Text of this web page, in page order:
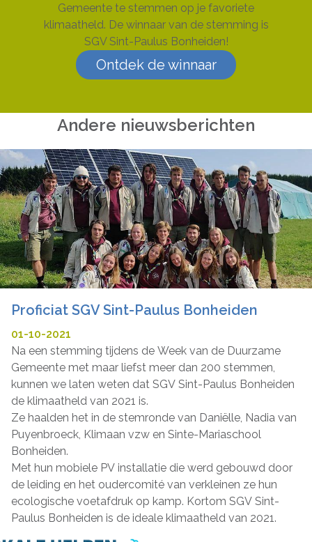
Gemeente te stemmen op je favoriete
klimaatheld. De winnaar van de stemming is
SGV Sint-Paulus Bonheiden!
Ontdek de winnaar
Andere nieuwsberichten
Proficiat SGV Sint-Paulus Bonheiden
01-10-2021
Na een stemming tijdens de Week van de Duurzame
Gemeente met maar liefst meer dan 200 stemmen,
kunnen we laten weten dat SGV Sint-Paulus Bonheiden
de klimaatheld van 2021 is.
Ze haalden het in de stemronde van Daniëlle, Nadia van
Puyenbroeck, Klimaan vzw en Sinte-Mariaschool
Bonheiden.
Met hun mobiele PV installatie die werd gebouwd door
de leiding en het oudercomité van verkleinen ze hun
ecologische voetafdruk op kamp. Kortom SGV Sint-
Paulus Bonheiden is de ideale klimaatheld van 2021.